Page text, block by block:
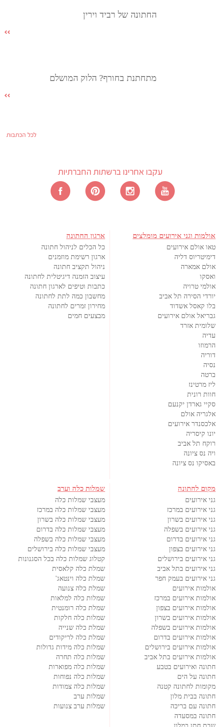
החתונה של רביד וירין
מתחתנת בחורף? הלוק המושלם
לכל הכתבות
עקבו אחרינו ברשתות החברתיות
אולמות וגני אירועים מומלצים
טאו אולם אירועים
דימיטריוס דליה
אולם אמארה
ואסקו
אולמי טרויה
יורדי הסירה תל אביב
בלו קאסל אשדוד
גבריאל אולם אירועים
שלומית אזרד
עדיה
הרמוזו
דוריה
נסיה
ברטה
ליז מרטינז
חוות רונית
סקיי גארדן יקנעם
אלגריה אולם
אלכסנדר אירועים
יונו קיסריה
רוקח תל אביב
ויה נס ציונה
באסיקו נס ציונה
ארגון החתונה
כל הכלים לניהול חתונה
ארגון רשימת מוזמנים
ניהול תקציב חתונה
עיצוב הזמנה דיגיטלית לחתונה
כתבות וטיפים לארגון חתונה
מחשבון כמה לתת לחתונה
מחירון זמרים לחתונה
מבצעים חמים
מקום לחתונה
גני אירועים
גני אירועים במרכז
גני אירועים בשרון
גני אירועים בשפלה
גני אירועים בדרום
גני אירועים בצפון
גני אירועים בירושלים
גני אירועים בתל אביב
גני אירועים בעמק חפר
אולמות אירועים
אולמות אירועים במרכז
אולמות אירועים בצפון
אולמות אירועים בשרון
אולמות אירועים בשפלה
אולמות אירועים בדרום
אולמות אירועים בירושלים
אולמות אירועים בתל אביב
חתונה ואירועים בטבע
חתונה על הים
מקומות לחתונה קטנה
חתונה בבית מלון
חתונה עם בריכה
חתונה במסעדה
שמלות כלה וערב
מעצבי שמלות כלה
מעצבי שמלות כלה במרכז
מעצבי שמלות כלה בשרון
מעצבי שמלות כלה בדרום
מעצבי שמלות כלה בשפלה
מעצבי שמלות כלה בירושלים
קטלוג שמלות כלה בכל הסגנונות
שמלת כלה קלאסית
שמלת כלה וינטאג'
שמלת כלה צנועה
שמלות כלה למלאות
שמלת כלה רומנטית
שמלות כלה חלקות
שמלת כלה שנייה
שמלת כלה לריקודים
שמלות כלה מידות גדולות
שמלות כלה תחרה
שמלות כלה מפוארות
שמלות כלה נפוחות
שמלות כלה צמודות
שמלות ערב
שמלות ערב צנועות